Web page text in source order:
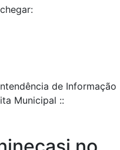
de Informação
Municipal ::